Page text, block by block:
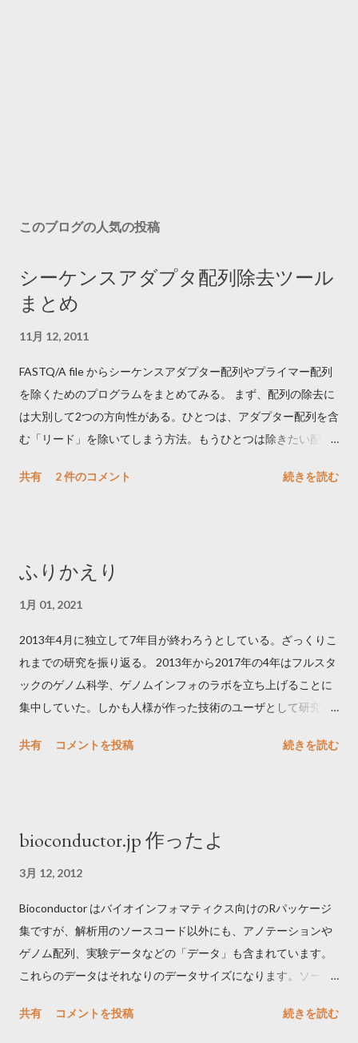
このブログの人気の投稿
シーケンスアダプタ配列除去ツール
まとめ
11月 12, 2011
FASTQ/A file からシーケンスアダプター配列やプライマー配列
を除くためのプログラムをまとめてみる。 まず、配列の除去に
は大別して2つの方向性がある。ひとつは、アダプター配列を含
む「リード」を除いてしまう方法。もうひとつは除きたい配列
が増えるメリットが、綺麗に除ききれない場合は、ゲノムへの
end を考慮するものなどもある。アダプター/プライマー配列の
去ツールまとめ TagDust
http://genome.gsc.riken.jp/osc/english/software/src/nexalign-
1.3.5.tgz
http://bioinformatics.oxfordjournals.org/content/25/21/2839.ful
http://genome.gsc.riken.jp/osc/english/software/src/tagdust.tg
は fastq/a が使える。リード全体を除く。速い。アダプター配列
を fasta 形式で入力できるのが地味に便利で、これに対応して
(Approximate multiple ...
共有 2 件のコメント 続きを読む
ふりかえり
1月 01, 2021
2013年4月に独立して7年目が終わろうとしている。ざっくりこ
れまでの研究を振り返る。 2013年から2017年の4年はフルスタ
ックのゲノム科学、ゲノムインフォのラボを立ち上げることに
集中していた。しかも人様が作った技術のユーザとして研究す
ットの開発については、ドライのPIであっても本物を創りたい
ター新卒の優秀な人材に囲まれた。並行して開発した実験やデ
始め、2018年にはウェットのフラッグシップとなる技術
RamDA-seqとQuartz-Seq2の2つ出版された。2021年1月現在、
これらはそれぞれ世界唯一と世界最高性能の2冠である。これが
達成できた大きな理由のひとつは、反応原理を徹底的に理解し
界最高レベルだと確信している。 2017-2018年はラボの移転が
共有 コメントを投稿 続きを読む
bioconductor.jp 作ったよ
3月 12, 2012
Bioconductor はバイオインフォマティクス向けのRパッケージ
集ですが、解析用のソースコード以外にも、アノテーションや
ゲノム配列、実験データなどの「データ」も含まれています。
これらのデータはそれなりのデータサイズになります。ソース
ルでは、シアトルにある本家サーバがちょっと遠く感じます。
共有 コメントを投稿 続きを読む